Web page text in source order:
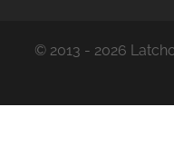
© 2013 - 2026